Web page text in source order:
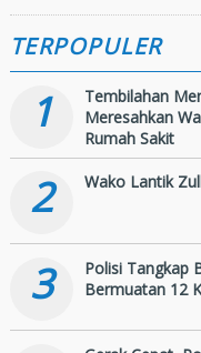
TERPOPULER
1
Tembilahan
Meresahkan
Rumah Sakit
2 Wako Lantik
3
Polisi Tangkap
Bermuatan 12